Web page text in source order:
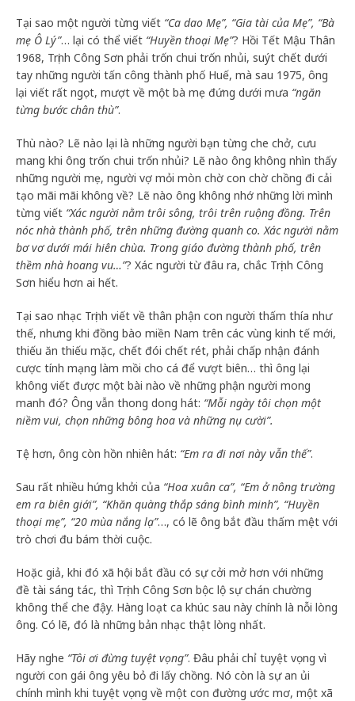
Tại sao một người từng viết “Ca dao Mẹ”, “Gia tài của Mẹ”, “Bà
mẹ Ô Lý”… lại có thể viết “Huyền thoại Mẹ”? Hồi Tết Mậu Thân
1968, Trịnh Công Sơn phải trốn chui trốn nhủi, suýt chết dưới
tay những người tấn công thành phố Huế, mà sau 1975, ông
lại viết rất ngọt, mượt về một bà mẹ đứng dưới mưa “ngăn
từng bước chân thù”.
Thù nào? Lẽ nào lại là những người bạn từng che chở, cưu
mang khi ông trốn chui trốn nhủi? Lẽ nào ông không nhìn thấy
những người mẹ, người vợ mỏi mòn chờ con chờ chồng đi cải
tạo mãi mãi không về? Lẽ nào ông không nhớ những lời mình
từng viết “Xác người nằm trôi sông, trôi trên ruộng đồng. Trên
nóc nhà thành phố, trên những đường quanh co. Xác người nằm
bơ vơ dưới mái hiên chùa. Trong giáo đường thành phố, trên
thềm nhà hoang vu…”? Xác người từ đâu ra, chắc Trịnh Công
Sơn hiểu hơn ai hết.
Tại sao nhạc Trịnh viết về thân phận con người thấm thía như
thế, nhưng khi đồng bào miền Nam trên các vùng kinh tế mới,
thiếu ăn thiếu mặc, chết đói chết rét, phải chấp nhận đánh
cược tính mạng làm mồi cho cá để vượt biên… thì ông lại
không viết được một bài nào về những phận người mong
manh đó? Ông vẫn thong dong hát: “Mỗi ngày tôi chọn một
niềm vui, chọn những bông hoa và những nụ cười”.
Tệ hơn, ông còn hồn nhiên hát: “Em ra đi nơi này vẫn thế”.
Sau rất nhiều hứng khởi của “Hoa xuân ca”, “Em ở nông trường
em ra biên giới”, “Khăn quàng thắp sáng bình minh”, “Huyền
thoại mẹ”, “20 mùa nắng lạ”…, có lẽ ông bắt đầu thấm mệt với
trò chơi đu bám thời cuộc.
Hoặc giả, khi đó xã hội bắt đầu có sự cởi mở hơn với những
đề tài sáng tác, thì Trịnh Công Sơn bộc lộ sự chán chường
không thể che đậy. Hàng loạt ca khúc sau này chính là nỗi lòng
ông. Có lẽ, đó là những bản nhạc thật lòng nhất.
Hãy nghe “Tôi ơi đừng tuyệt vọng”. Đâu phải chỉ tuyệt vọng vì
người con gái ông yêu bỏ đi lấy chồng. Nó còn là sự an ủi
chính mình khi tuyệt vọng về một con đường ước mơ, một xã